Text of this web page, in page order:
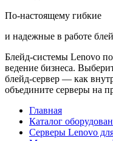
По-настоящему гибкие
и надежные в работе
Блейд-системы Lenovo
ведение бизнеса.
блейд-сервер — как
объедините серверы на
Главная
Каталог
Серверы Lenovo